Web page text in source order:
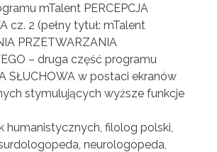
mTalent PERCEPCJA
cz. 2 (pełny tytuł: mTalent
PRZETWARZANIA
– druga część programu
SŁUCHOWA w postaci ekranów
stymulujących wyższe funkcje
humanistycznych, filolog polski,
neurologopeda,